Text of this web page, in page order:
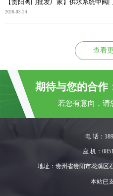
【贵阳阀门批发厂家】供水系统中阀
2026-03-24
查看
期待与您的合作
若您有意向，请
电 话：
座 机：
地址：贵州省贵阳市花溪区
本站已